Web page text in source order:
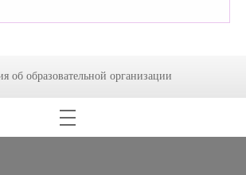
об образовательной организации